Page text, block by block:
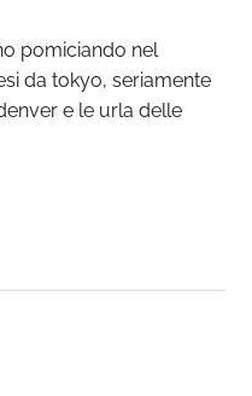
pomiciando nel
da tokyo, seriamente
e le urla delle